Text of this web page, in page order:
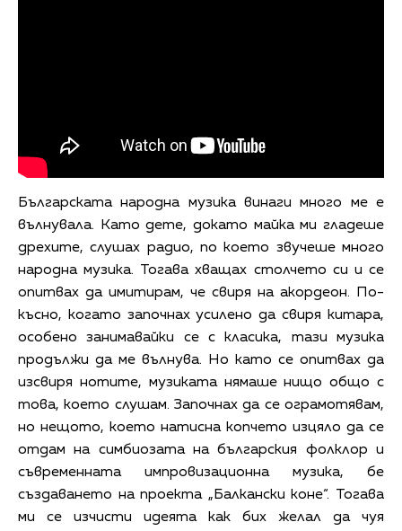
Българската народна музика винаги много ме е
вълнувала. Като дете, докато майка ми гладеше
дрехите, слушах радио, по което звучеше много
народна музика. Тогава хващах столчето си и се
опитвах да имитирам, че свиря на акордеон. По-
късно, когато започнах усилено да свиря китара,
особено занимавайки се с класика, тази музика
продължи да ме вълнува. Но като се опитвах да
изсвиря нотите, музиката нямаше нищо общо с
това, което слушам. Започнах да се ограмотявам,
но нещото, което натисна копчето изцяло да се
отдам на симбиозата на българския фолклор и
съвременната импровизационна музика, бе
създаването на проекта „Балкански коне“. Тогава
ми се изчисти идеята как бих желал да чуя